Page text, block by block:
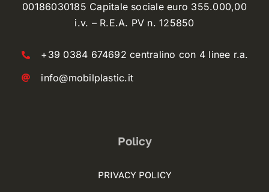
00186030185 Capitale sociale euro 355.000,00
i.v. – R.E.A. PV n. 125850
+39 0384 674692 centralino con 4 linee r.a.
info@mobilplastic.it
Policy
PRIVACY POLICY